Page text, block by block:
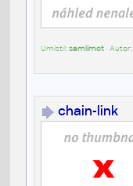
Umístil:samlimct• Autor:
chain-link